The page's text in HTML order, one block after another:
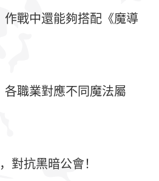
戰中還能夠搭配《魔導
職業對應不同魔法屬
對抗黑暗公會！